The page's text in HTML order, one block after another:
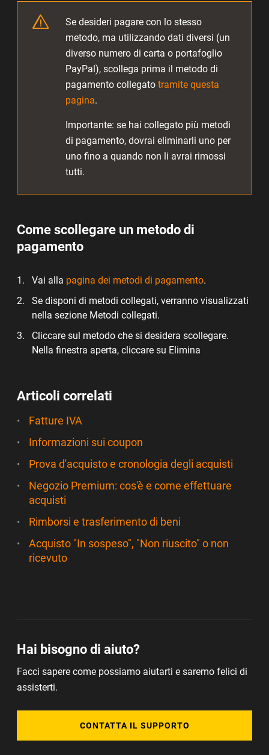
Se desideri pagare con lo stesso
metodo, ma utilizzando dati diversi (un
diverso numero di carta o portafoglio
PayPal), scollega prima il metodo di
pagamento collegato tramite questa
pagina.
Importante: se hai collegato più metodi
di pagamento, dovrai eliminarli uno per
uno fino a quando non li avrai rimossi
tutti.
Come scollegare un metodo di
pagamento
Vai alla pagina dei metodi di pagamento.
Se disponi di metodi collegati, verranno visualizzati
nella sezione Metodi collegati.
Cliccare sul metodo che si desidera scollegare.
Nella finestra aperta, cliccare su Elimina
Articoli correlati
Fatture IVA
Informazioni sui coupon
Prova d'acquisto e cronologia degli acquisti
Negozio Premium: cos'è e come effettuare
acquisti
Rimborsi e trasferimento di beni
Acquisto "In sospeso", "Non riuscito" o non
ricevuto
Hai bisogno di aiuto?
Facci sapere come possiamo aiutarti e saremo felici di
assisterti.
CONTATTA IL SUPPORTO